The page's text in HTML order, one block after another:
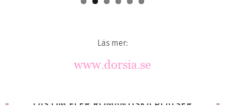
Läs mer:
www.dorsia.se
LÄS OM FLER ROMANTISKA PLATSER